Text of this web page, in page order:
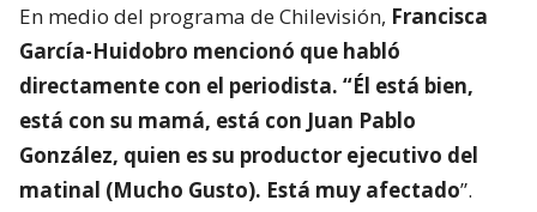
En medio del programa de Chilevisión, Francisca
García-Huidobro mencionó que habló
directamente con el periodista. “Él está bien,
está con su mamá, está con Juan Pablo
González, quien es su productor ejecutivo del
matinal (Mucho Gusto). Está muy afectado”.